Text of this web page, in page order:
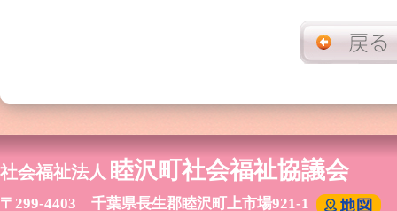
社会福祉法人 睦沢町社会福祉協議会
〒299-4403 千葉県長生郡睦沢町上市場921-1